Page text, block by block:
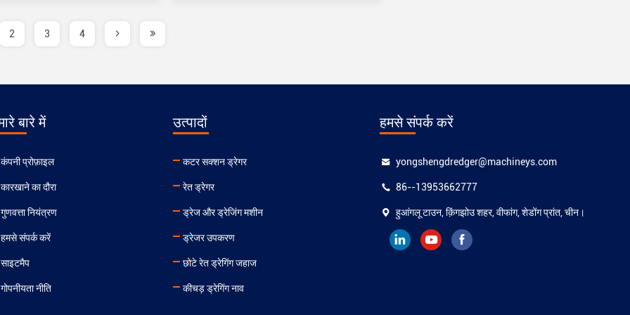
2 3 4
बारे में
कंपनी प्रोफ़ाइल
कारखाने का दौरा
गुणवत्ता नियंत्रण
हमसे संपर्क करें
साइटमैप
गोपनीयता नीति
उत्पादों
कटर सक्शन ड्रेगर
रेत ड्रेगर
ड्रेज और ड्रेजिंग मशीन
ड्रेजर उपकरण
छोटे रेत ड्रेगिंग जहाज
कीचड़ ड्रेगिंग नाव
हमसे संपर्क करें
yongshengdredger@machineys.com
86--13953662777
हुआंगलू टाउन, क़िंगझोउ शहर, वीफांग, शेडोंग प्रांत, चीन।